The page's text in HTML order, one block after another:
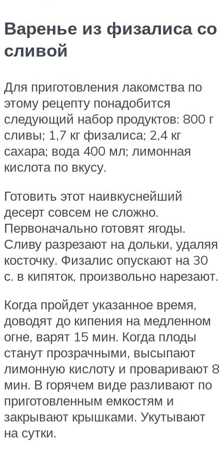
Варенье из физалиса со
сливой
Для приготовления лакомства по
этому рецепту понадобится
следующий набор продуктов: 800 г
сливы; 1,7 кг физалиса; 2,4 кг
сахара; вода 400 мл; лимонная
кислота по вкусу.
Готовить этот наивкуснейший
десерт совсем не сложно.
Первоначально готовят ягоды.
Сливу разрезают на дольки, удаляя
косточку. Физалис опускают на 30
с. в кипяток, произвольно нарезают.
Когда пройдет указанное время,
доводят до кипения на медленном
огне, варят 15 мин. Когда плоды
станут прозрачными, высыпают
лимонную кислоту и проваривают 8
мин. В горячем виде разливают по
приготовленным емкостям и
закрывают крышками. Укутывают
на сутки.